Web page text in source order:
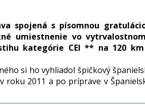
spojená s písomnou
umiestnenie vo
kategórie CEI ** na 120
si ho vyhliadol špičkový
2011 a po príprave v